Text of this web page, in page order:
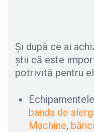
Și după ce ai
știi că este
potrivită pentru
banda de
Machine,